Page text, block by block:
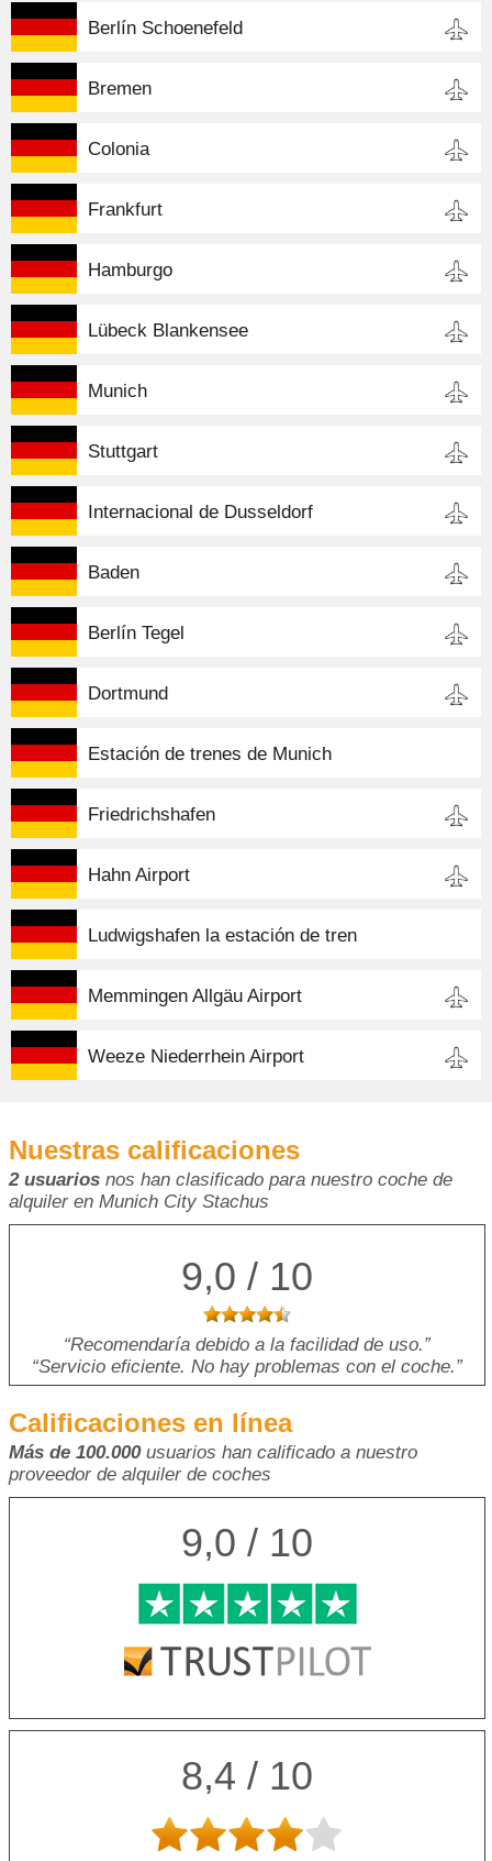
Berlín Schoenefeld
Bremen
Colonia
Frankfurt
Hamburgo
Lübeck Blankensee
Munich
Stuttgart
Internacional de Dusseldorf
Baden
Berlín Tegel
Dortmund
Estación de trenes de Munich
Friedrichshafen
Hahn Airport
Ludwigshafen la estación de tren
Memmingen Allgäu Airport
Weeze Niederrhein Airport
Nuestras calificaciones
2 usuarios nos han clasificado para nuestro coche de
alquiler en Munich City Stachus
9,0 / 10
Recomendaría debido a la facilidad de uso.
Servicio eficiente. No hay problemas con el coche.
Calificaciones en línea
Más de 100.000usuarios han calificado a nuestro
proveedor de alquiler de coches
9,0 / 10
8,4 / 10